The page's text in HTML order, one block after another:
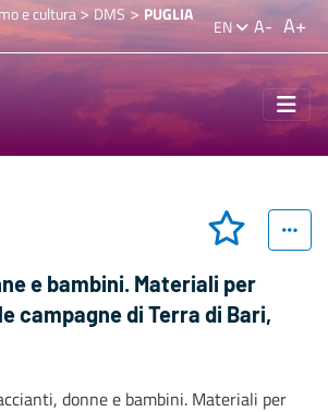
e cultura>DMS > PUGLIA
EN A- A+
e bambini. Materiali per
campagne di Terra di Bari,
donne e bambini. Materiali per